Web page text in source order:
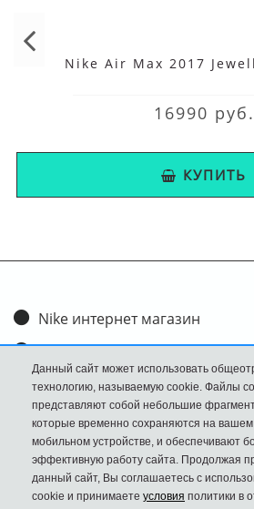
Nike Air Max 2017
16990 руб.
КУПИТЬ
Nike интернет магазин
Доставка и оплата
Обмен и возврат
Размеры
FAQ
Новости
Данный сайт может использовать
технологию, называемую cookie. Файлы
представляют собой небольшие
которые временно сохраняются на
мобильном устройстве, и обеспечивают
эффективную работу сайта. Продолжая
данный сайт, Вы соглашаетесь с
cookie и принимаете условия политики в